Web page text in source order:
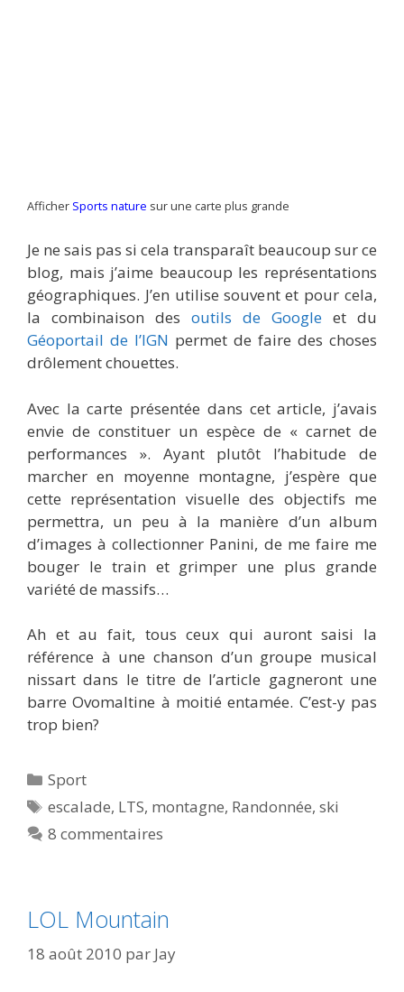
Afficher Sports nature sur une carte plus grande
Je ne sais pas si cela transparaît beaucoup sur ce
blog, mais j’aime beaucoup les représentations
géographiques. J’en utilise souvent et pour cela,
la combinaison des outils de Google et du
Géoportail de l’IGN permet de faire des choses
drôlement chouettes.
Avec la carte présentée dans cet article, j’avais
envie de constituer un espèce de « carnet de
performances ». Ayant plutôt l’habitude de
marcher en moyenne montagne, j’espère que
cette représentation visuelle des objectifs me
permettra, un peu à la manière d’un album
d’images à collectionner Panini, de me faire me
bouger le train et grimper une plus grande
variété de massifs…
Ah et au fait, tous ceux qui auront saisi la
référence à une chanson d’un groupe musical
nissart dans le titre de l’article gagneront une
barre Ovomaltine à moitié entamée. C’est-y pas
trop bien?
Catégories
Sport
Étiquettes
escalade, LTS, montagne, Randonnée,ski
8 commentaires
LOL Mountain
18 août 2010 par Jay